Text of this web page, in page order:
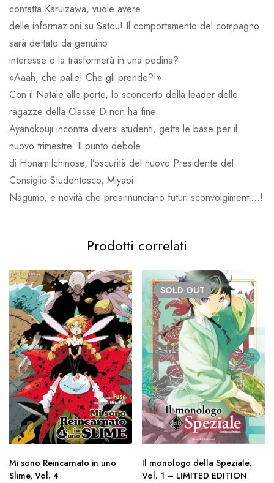
contatta Karuizawa, vuole avere
delle informazioni su Satou! Il comportamento del compagno
sarà dettato da genuino
interesse o la trasformerà in una pedina?
«Aaah, che palle! Che gli prende?!»
Con il Natale alle porte, lo sconcerto della leader delle
ragazze della Classe D non ha fine.
Ayanokouji incontra diversi studenti, getta le base per il
nuovo trimestre. Il punto debole
di HonamiIchinose, l’oscurità del nuovo Presidente del
Consiglio Studentesco, Miyabi
Nagumo, e novità che preannunciano futuri sconvolgimenti…!
Prodotti correlati
Mi sono Reincarnato in uno
Slime, Vol. 4
SOLD OUT
Il monologo della Speziale,
Vol. 1 – LIMITED EDITION